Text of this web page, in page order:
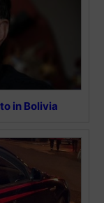
in Bolivia